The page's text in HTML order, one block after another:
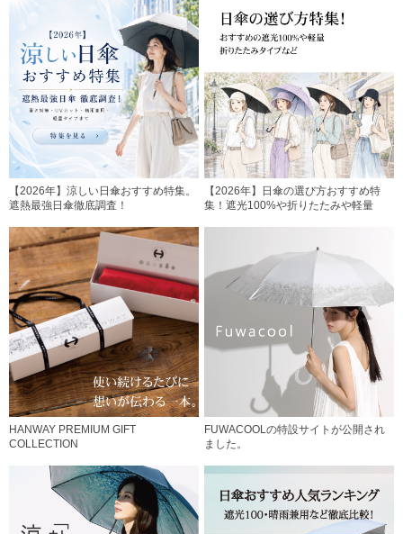
【2026年】涼しい日傘おすすめ特集。
遮熱最強日傘徹底調査！
【2026年】日傘の選び方おすすめ特
集！遮光100%や折りたたみや軽量
HANWAY PREMIUM GIFT
COLLECTION
FUWACOOLの特設サイトが公開され
ました。